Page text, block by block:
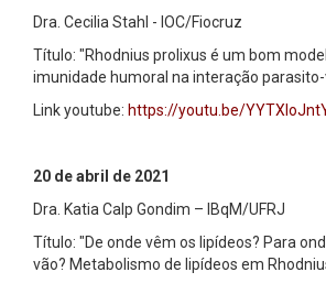
Dra. Cecilia Stahl - IOC/Fiocruz
Título: "Rhodnius prolixus é um bom
imunidade humoral na interação
Link youtube: https://youtu.be/
20 de abril de 2021
Dra. Katia Calp Gondim – IBqM/UFRJ
Título: "De onde vêm os lipídeos? Para
vão? Metabolismo de lipídeos em